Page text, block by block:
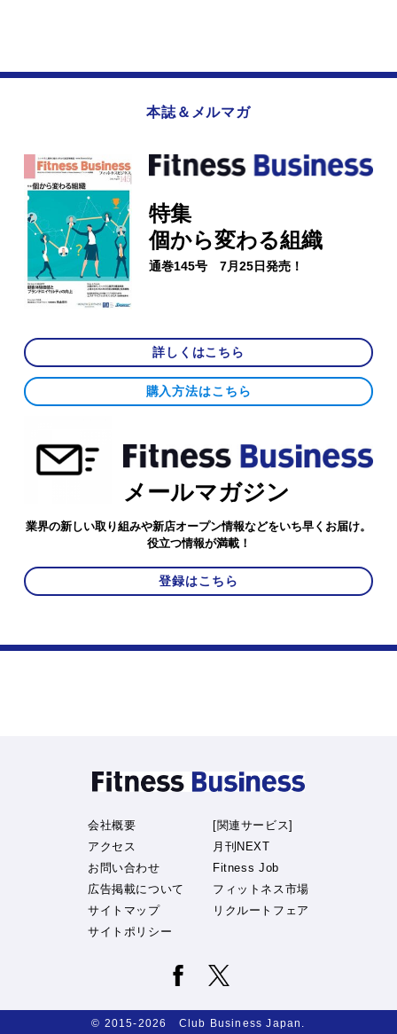
本誌＆メルマガ
特集
個から変わる組織
通巻145号 7月25日発売！
詳しくはこちら
購入方法はこちら
メールマガジン
業界の新しい取り組みや新店オープン情報などをいち早くお届け。
役立つ情報が満載！
登録はこちら
会社概要
アクセス
お問い合わせ
広告掲載について
サイトマップ
サイトポリシー
[関連サービス]
月刊NEXT
Fitness Job
フィットネス市場
リクルートフェア
© 2015-2026 Club Business Japan.